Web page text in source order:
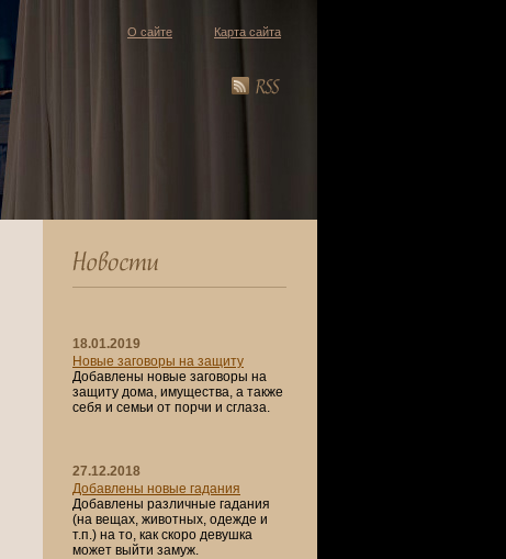
О сайте Карта сайта
18.01.2019
Новые заговоры на защиту
Добавлены новые заговоры на
защиту дома, имущества, а также
себя и семьи от порчи и сглаза.
27.12.2018
Добавлены новые гадания
Добавлены различные гадания
(на вещах, животных, одежде и
т.п.) на то, как скоро девушка
может выйти замуж.